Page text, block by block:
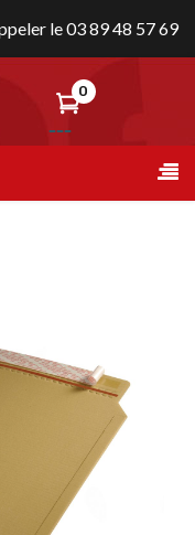
le 03 89 48 57 69
0
la
☰